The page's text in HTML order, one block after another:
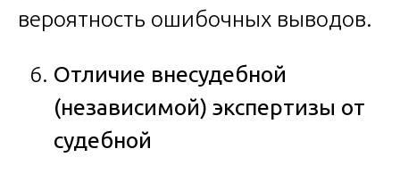
вероятность ошибочных выводов.
Отличие внесудебной
(независимой) экспертизы от
судебной